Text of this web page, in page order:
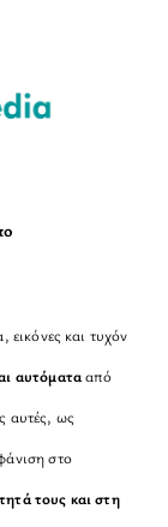
και τυχόν
αυτόματααπό
αυτές, ως
στο
τους και στη